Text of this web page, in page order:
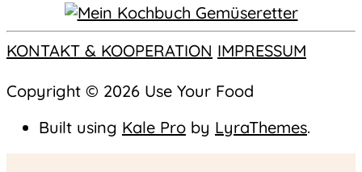
KONTAKT & KOOPERATION IMPRESSUM
Copyright © 2026 Use Your Food
Built using Kale Pro by LyraThemes.